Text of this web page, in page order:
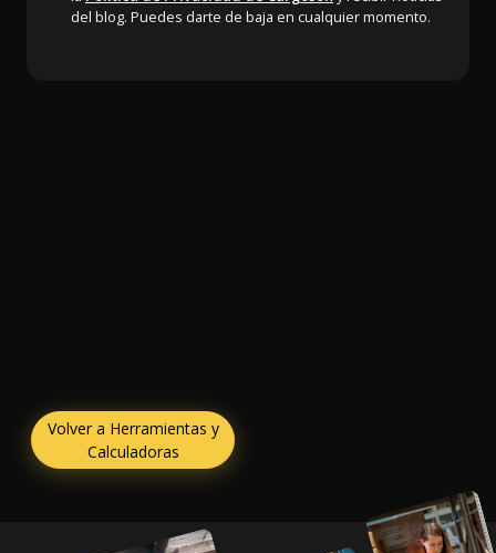
del blog. Puedes darte de baja en cualquier momento.
Volver a Herramientas y
Calculadoras